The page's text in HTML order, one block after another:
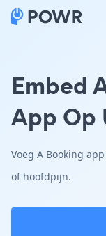
Embed
App Op
Voeg A Booking
of hoofdpijn.